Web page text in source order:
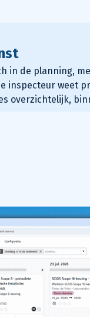
in de planning,
inspecteur weet
overzichtelijk,